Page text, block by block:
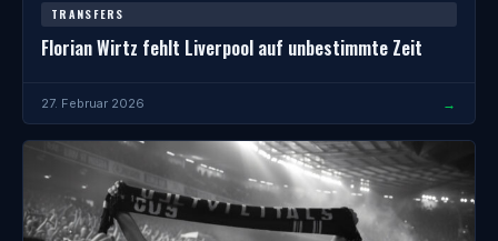
TRANSFERS
Florian Wirtz fehlt Liverpool auf unbestimmte Zeit
27. Februar 2026 →